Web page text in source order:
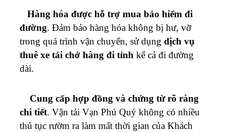
Hàng hóa được hỗ trợ mua bảo hiểm đi
đường. Đảm bảo hàng hóa không bị hư, vỡ
trong quá trình vận chuyển, sử dụng dịch vụ
thuê xe tải chở hàng đi tỉnh kể cả đi đường
dài.
Cung cấp hợp đồng và chứng từ rõ ràng
chi tiết. Vận tải Vạn Phú Quý không có nhiều
thủ tục rườm ra làm mất thời gian của Khách